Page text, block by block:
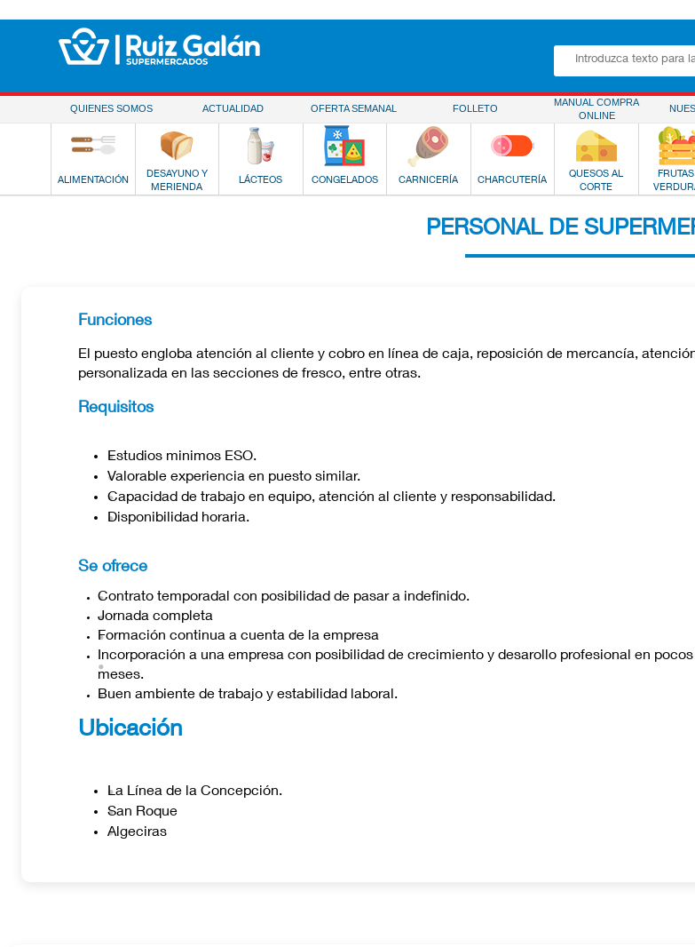
QUIENES SOMOS ACTUALIDAD OFERTA SEMANAL FOLLETO
MANUAL COMPRA
ONLINE
ALIMENTACIÓN
DESAYUNO Y
MERIENDA
LÁCTEOS CONGELADOS CARNICERÍA CHARCUTERÍA
QUESOS AL
CORTE
PERSONAL DE
Funciones
El puesto engloba atención al cliente y cobro en línea de caja, reposición de mercancía,
personalizada en las secciones de fresco, entre otras.
Requisitos
Estudios minimos ESO.
Valorable experiencia en puesto similar.
Capacidad de trabajo en equipo, atención al cliente y responsabilidad.
Disponibilidad horaria.
Se ofrece
Contrato temporadal con posibilidad de pasar a indefinido.
Jornada completa
Formación continua a cuenta de la empresa
Incorporación a una empresa con posibilidad de crecimiento y desarollo profesional en pocos
meses.
Buen ambiente de trabajo y estabilidad laboral.
Ubicación
La Línea de la Concepción.
San Roque
Algeciras